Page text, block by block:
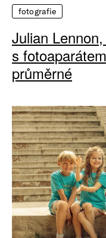
fotografie
Julian
s
průměrné